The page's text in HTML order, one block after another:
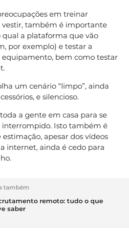
em treinar
vestir, também é importante
a plataforma que vão
por exemplo) e testar a
bem como testar
um cenário “limpo”, ainda
e silencioso.
a gente em casa para se
interrompido. Isto também é
apesar dos vídeos
internet, ainda é cedo para
também
remoto: tudo o que
saber